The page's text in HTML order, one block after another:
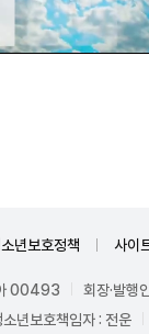
년보호정책 사이
00493
회장·발행
소년보호책임자 : 전운